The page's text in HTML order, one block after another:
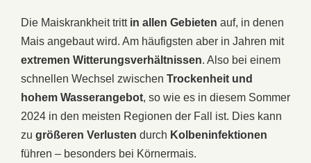
Die Maiskrankheit trittin allen Gebieten auf, in denen
Mais angebaut wird. Am häufigsten aber in Jahren mit
extremen Witterungsverhältnissen. Also bei einem
schnellen Wechsel zwischen Trockenheit und
hohem Wasserangebot, so wie es in diesem Sommer
2024 in den meisten Regionen der Fall ist. Dies kann
zu größeren Verlusten durch Kolbeninfektionen
führen – besonders bei Körnermais.